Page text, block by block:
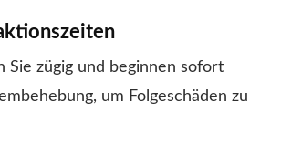
Sie zügig und beginnen sofort
um Folgeschäden zu